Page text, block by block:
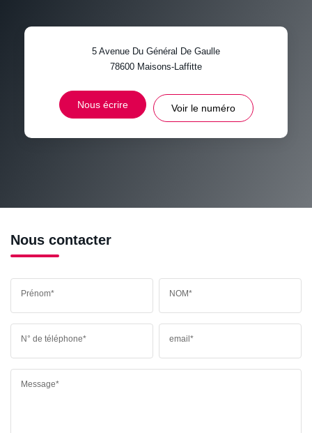
PART DES MÉNAGES SANS
VOITURE
DISTANCE DE L'AÉROPORT : SUPERFICIE :
RÉSULTATS DES LYCÉES
5 Avenue Du Général De Gaulle
78600 Maisons-Laffitte
Nous écrire Voir le numéro
Nous contacter
Prénom* NOM*
N° de téléphone* email*
Message*